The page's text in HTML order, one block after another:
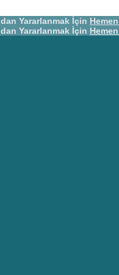
Yararlanmak İçin
Yararlanmak İçin